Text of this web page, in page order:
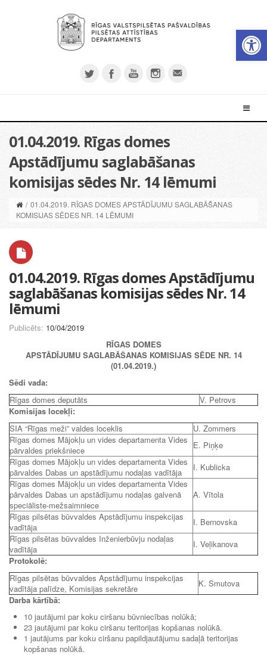
01.04.2019. Rīgas domes
Apstādījumu saglabāšanas
komisijas sēdes Nr. 14 lēmumi
/ 01.04.2019. RĪGAS DOMES APSTĀDĪJUMU SAGLABĀŠANAS
KOMISIJAS SĒDES NR. 14 LĒMUMI
01.04.2019. Rīgas domes Apstādījumu
saglabāšanas komisijas sēdes Nr. 14
lēmumi
Publicēts: 10/04/2019
RĪGAS DOMES
APSTĀDĪJUMU SAGLABĀŠANAS KOMISIJAS SĒDE NR. 14
(01.04.2019.)
Sēdi vada:
Rīgas domes deputāts
V. Petrovs
Komisijas locekļi:
SIA “Rīgas meži” valdes loceklis
U. Zommers
Rīgas domes Mājokļu un vides departamenta Vides
pārvaldes priekšniece
E. Piņķe
Rīgas domes Mājokļu un vides departamenta Vides
pārvaldes Dabas un apstādījumu nodaļas vadītāja
I. Kublicka
Rīgas domes Mājokļu un vides departamenta Vides
pārvaldes Dabas un apstādījumu nodaļas galvenā
speciāliste-mežsaimniece
A. Vītola
Rīgas pilsētas būvvaldes Apstādījumu inspekcijas
vadītāja
I. Bernovska
Rīgas pilsētas būvvaldes Inženierbūvju nodaļas
vadītāja
I. Veļikanova
Protokolē:
Rīgas pilsētas būvvaldes Apstādījumu inspekcijas
vadītāja palīdze, Komisijas sekretāre
K. Smutova
Darba kārtībā:
10 jautājumi par koku ciršanu būvniecības nolūkā;
23 jautājumi par koku ciršanu teritorijas kopšanas nolūkā.
1 jautājums par koku ciršanu papildjautājumu sadaļā teritorijas
kopšanas nolūkā.